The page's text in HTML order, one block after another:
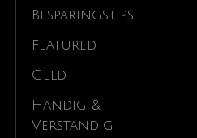
Besparingstips
Featured
Geld
Handig &
Verstandig